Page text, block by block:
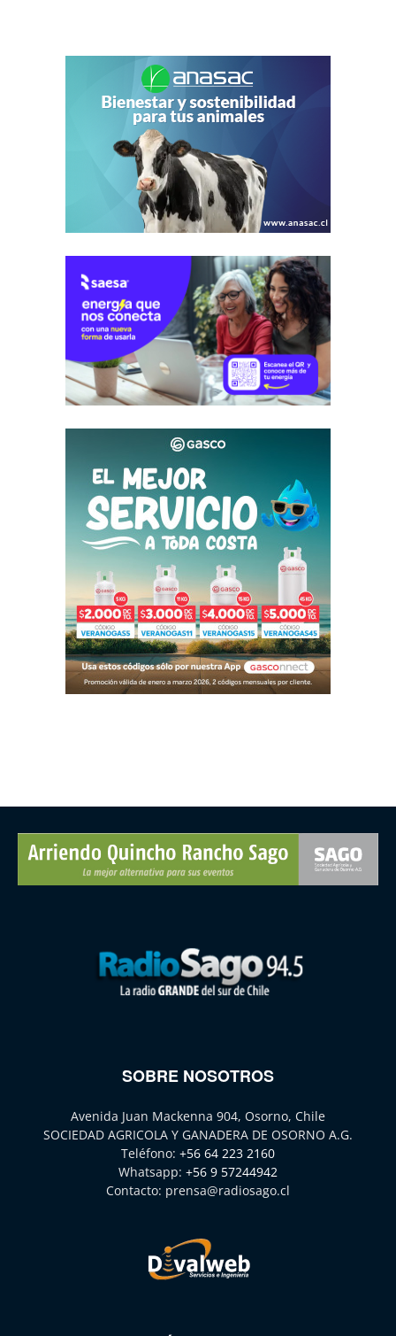
SOBRE NOSOTROS
Avenida Juan Mackenna 904, Osorno, Chile
SOCIEDAD AGRICOLA Y GANADERA DE OSORNO A.G.
Teléfono: +56 64 223 2160
Whatsapp: +56 9 57244942
Contacto: prensa@radiosago.cl